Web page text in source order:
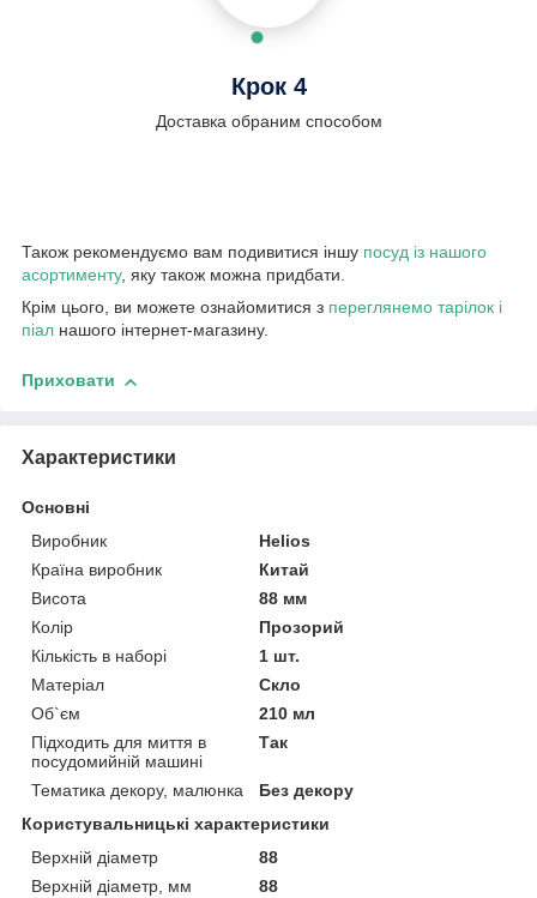
Крок 4
Доставка обраним способом
Також рекомендуємо вам подивитися іншу посуд із нашого
асортименту, яку також можна придбати.
Крім цього, ви можете ознайомитися з переглянемо тарілок і
піал нашого інтернет-магазину.
Приховати
Характеристики
Основні
Виробник
Helios
Країна виробник
Китай
Висота
88 мм
Колір
Прозорий
Кількість в наборі
1 шт.
Матеріал
Скло
Об`єм
210 мл
Підходить для миття в
посудомийній машині
Так
Тематика декору, малюнка
Без декору
Користувальницькі характеристики
Верхній діаметр
88
Верхній діаметр, мм
88